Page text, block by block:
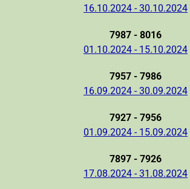
16.10.2024 - 30.10.2024
7987 - 8016
01.10.2024 - 15.10.2024
7957 - 7986
16.09.2024 - 30.09.2024
7927 - 7956
01.09.2024 - 15.09.2024
7897 - 7926
17.08.2024 - 31.08.2024